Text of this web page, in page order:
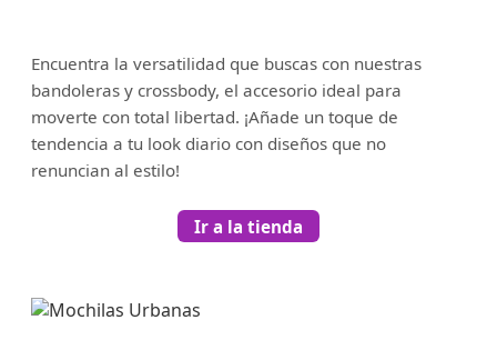
Encuentra la versatilidad que buscas con nuestras
bandoleras y crossbody, el accesorio ideal para
moverte con total libertad. ¡Añade un toque de
tendencia a tu look diario con diseños que no
renuncian al estilo!
Ir a la tienda